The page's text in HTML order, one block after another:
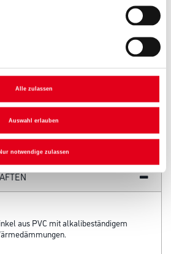
Alle zulassen
Auswahl erlauben
notwendige zulassen
aus PVC mit alkalibeständigem